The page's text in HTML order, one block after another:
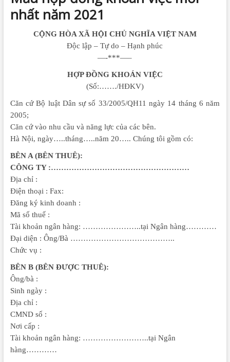
nhất năm 2021
CỘNG HÒA XÃ HỘI CHỦ NGHĨA VIỆT NAM
Độc lập – Tự do – Hạnh phúc
—-***—–
HỢP ĐỒNG KHOÁN VIỆC
(Số:……./HĐKV)
Căn cứ Bộ luật Dân sự số 33/2005/QH11 ngày 14 tháng 6 năm
2005;
Căn cứ vào nhu cầu và năng lực của các bên.
Hà Nội, ngày…..tháng…..năm 20….. Chúng tôi gồm có:
BÊN A (BÊN THUÊ):
CÔNG TY :………………………………………………
Địa chỉ :
Điện thoại : Fax:
Đăng ký kinh doanh :
Mã số thuế :
Tài khoản ngân hàng: …………………..tại Ngân hàng…………
Đại diện : Ông/Bà …………………………………..
Chức vụ :
BÊN B (BÊN ĐƯỢC THUÊ):
Ông/bà :
Sinh ngày :
Địa chỉ :
CMND số :
Nơi cấp :
Tài khoản ngân hàng: ……………………..tại Ngân
hàng…………